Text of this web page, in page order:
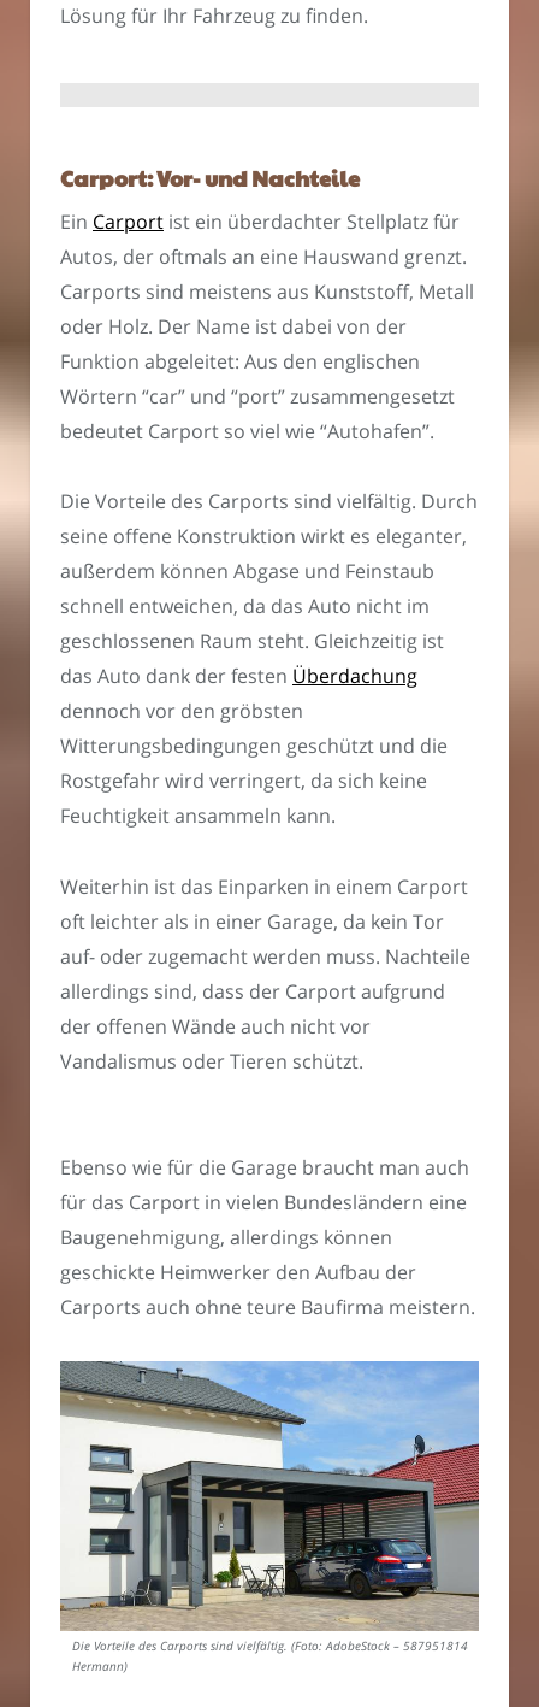
Lösung für Ihr Fahrzeug zu finden.
Carport: Vor- und Nachteile
Ein Carport ist ein überdachter Stellplatz für
Autos, der oftmals an eine Hauswand grenzt.
Carports sind meistens aus Kunststoff, Metall
oder Holz. Der Name ist dabei von der
Funktion abgeleitet: Aus den englischen
Wörtern “car” und “port” zusammengesetzt
bedeutet Carport so viel wie “Autohafen”.
Die Vorteile des Carports sind vielfältig. Durch
seine offene Konstruktion wirkt es eleganter,
außerdem können Abgase und Feinstaub
schnell entweichen, da das Auto nicht im
geschlossenen Raum steht. Gleichzeitig ist
das Auto dank der festen Überdachung
dennoch vor den gröbsten
Witterungsbedingungen geschützt und die
Rostgefahr wird verringert, da sich keine
Feuchtigkeit ansammeln kann.
Weiterhin ist das Einparken in einem Carport
oft leichter als in einer Garage, da kein Tor
auf- oder zugemacht werden muss. Nachteile
allerdings sind, dass der Carport aufgrund
der offenen Wände auch nicht vor
Vandalismus oder Tieren schützt.
Ebenso wie für die Garage braucht man auch
für das Carport in vielen Bundesländern eine
Baugenehmigung, allerdings können
geschickte Heimwerker den Aufbau der
Carports auch ohne teure Baufirma meistern.
Die Vorteile des Carports sind vielfältig. (Foto: AdobeStock – 587951814
Hermann)